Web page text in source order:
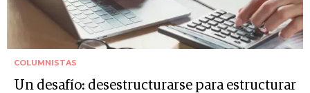
COLUMNISTAS
Un desafío: desestructurarse para estructurar